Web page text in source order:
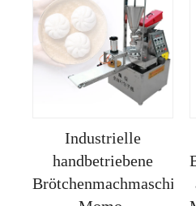
momo-
Machermaschine
Halbautomatik
Dampf Manuel
Industrielle
handbetriebene
Brötchenmachmaschine,